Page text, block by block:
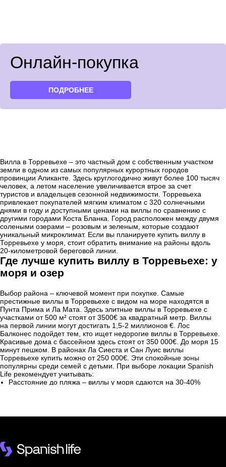
Онлайн-покупка
ПОДРОБНЕЕ
Вилла в Торревьехе – это частный дом с собственным участком
земли в одном из самых популярных курортных городов
провинции Аликанте. Здесь круглогодично живут более 100 тысяч
человек, а летом население увеличивается втрое за счет
туристов и владельцев сезонной недвижимости. Торревьеха
привлекает покупателей мягким климатом с 320 солнечными
днями в году и доступными ценами на виллы по сравнению с
другими городами Коста Бланка. Город расположен между двумя
солеными озерами – розовым и зеленым, которые создают
уникальный микроклимат. Если вы планируете купить виллу в
Торревьехе у моря, стоит обратить внимание на районы вдоль
20-километровой береговой линии.
Где лучше купить виллу в Торревьехе: у
моря и озер
Выбор района – ключевой момент при покупке. Самые
престижные виллы в Торревьехе с видом на море находятся в
Пунта Прима и Ла Мата. Здесь элитные виллы в Торревьехе с
участками от 500 м² стоят от 3500€ за квадратный метр. Виллы
на первой линии могут достигать 1,5-2 миллионов €. Лос
Балконес подойдет тем, кто ищет недорогие виллы в Торревьехе.
Красивые дома с бассейном здесь стоят от 350 000€. До моря 15
минут пешком. В районах Ла Сиеста и Сан Луис виллы
Торревьехе купить можно от 250 000€. Эти спокойные зоны
популярны среди семей с детьми. При выборе локации Spanish
Life рекомендует учитывать:
Расстояние до пляжа – виллы у моря сдаются на 30-40%
установить более высокую арендную ставку